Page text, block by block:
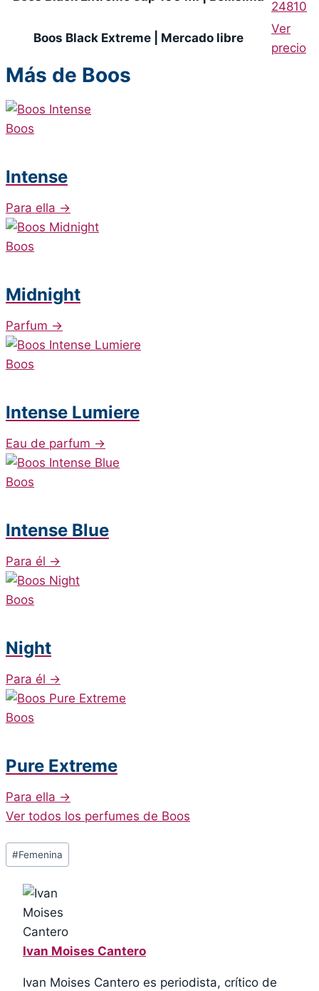
24810
Boos Black Extreme | Mercado libre
Ver
precio
Más de Boos
Boos
Intense
Para ella →
Boos
Midnight
Parfum →
Boos
Intense Lumiere
Eau de parfum →
Boos
Intense Blue
Para él →
Boos
Night
Para él →
Boos
Pure Extreme
Para ella →
Ver todos los perfumes de Boos
Post
Tags:
#Femenina
Ivan Moises Cantero
Ivan Moises Cantero es periodista, crítico de